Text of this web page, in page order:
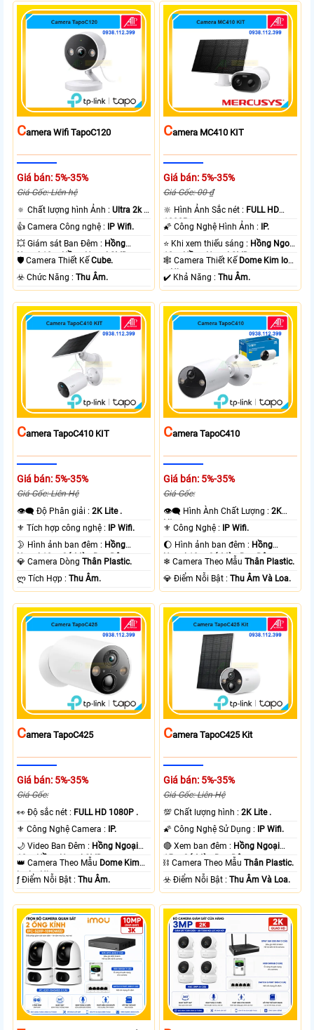
CAmera Wifi TapoC120
Giá bán: 5%-35%
Giá Gốc: Liên hệ
🔅 Chất lượng hình Ảnh :Ultra 2k +
.
👍 Camera Công nghệ :
IP Wifi.
💥 Giám sát Ban Đêm : Hồng
Ngoại 10m Hồng Ngoại SMD.
🛡 Camera Thiết KếCube.
️☣️ Chức Năng :Thu Âm.
CAmera MC410 KIT
Giá bán: 5%-35%
Giá Gốc: 00 ₫
🔆 Hình Ảnh Sắc nét : FULL HD
1080P .
🌠 Công Nghệ Hình Ảnh :
IP.
⭐ Khi xem thiếu sáng : Hồng Ngoại
10m Hồng Ngoại SMD.
🕸️ Camera Thiết Kế Dome Kim loại
+ Nhựa.
️✔️ Khả Năng :Thu Âm.
CAmera TapoC410 KIT
Giá bán: 5%-35%
Giá Gốc: Liên Hệ
👁️‍🗨 Độ Phân giải :2K Lite .
⚜️ Tích hợp công nghệ : IP Wifi.
🌛 Hình ảnh ban đêm : Hồng
Ngoại 10m Có Màu Ban Ðêm.
💎 Camera DòngThân Plastic.
️ლ Tích Hợp :Thu Âm.
CAmera TapoC410
Giá bán: 5%-35%
Giá Gốc:
👁️‍🗨 Hình Ành Chất Lượng :2K
Lite .
⚜️ Công Nghệ : IP Wifi.
🌔 Hình ảnh ban đêm : Hồng
Ngoại 10m Có Màu Ban Ðêm.
❄ Camera Theo MẫuThân Plastic.
️💎 Điểm Nỗi Bật :Thu Âm Và Loa.
CAmera TapoC425
Giá bán: 5%-35%
Giá Gốc:
️👀 Độ sắc nét : FULL HD 1080P .
⚜️ Công Nghệ Camera : IP.
🌙 Video Ban Đêm : Hồng Ngoại
10m Hồng Ngoại SMD.
👑 Camera Theo Mẫu Dome Kim
loại + Nhựa.
️ƒ Điểm Nỗi Bật :Thu Âm.
CAmera TapoC425 Kit
Giá bán: 5%-35%
Giá Gốc: Liên Hệ
💯 Chất lượng hình :2K Lite .
🌠 Công Nghệ Sử Dụng : IP Wifi.
🔴 Xem ban đêm : Hồng Ngoại
15m Có Màu Ban Ðêm.
⛓ Camera Theo MẫuThân Plastic.
️☣️ Điểm Nỗi Bật :Thu Âm Và Loa.